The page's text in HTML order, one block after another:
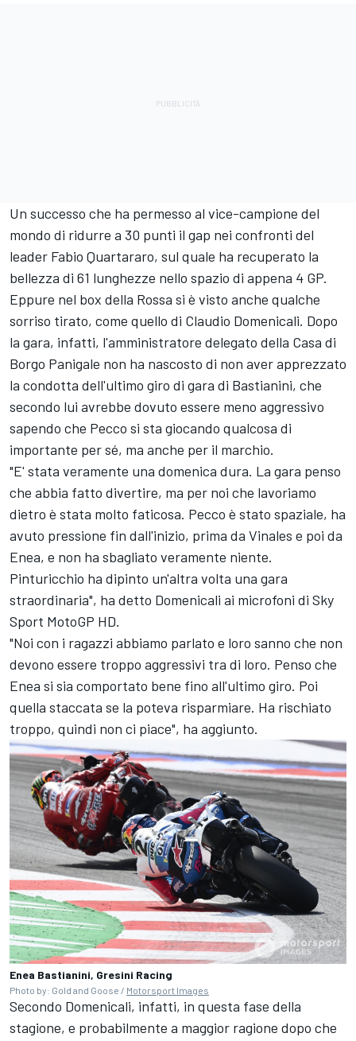
Un successo che ha permesso al vice-campione del
mondo di ridurre a 30 punti il gap nei confronti del
leader Fabio Quartararo, sul quale ha recuperato la
bellezza di 61 lunghezze nello spazio di appena 4 GP.
Eppure nel box della Rossa si è visto anche qualche
sorriso tirato, come quello di Claudio Domenicali. Dopo
la gara, infatti, l'amministratore delegato della Casa di
Borgo Panigale non ha nascosto di non aver apprezzato
la condotta dell'ultimo giro di gara di Bastianini, che
secondo lui avrebbe dovuto essere meno aggressivo
sapendo che Pecco si sta giocando qualcosa di
importante per sé, ma anche per il marchio.
"E' stata veramente una domenica dura. La gara penso
che abbia fatto divertire, ma per noi che lavoriamo
dietro è stata molto faticosa. Pecco è stato spaziale, ha
avuto pressione fin dall'inizio, prima da Vinales e poi da
Enea, e non ha sbagliato veramente niente.
Pinturicchio ha dipinto un'altra volta una gara
straordinaria", ha detto Domenicali ai microfoni di Sky
Sport MotoGP HD.
"Noi con i ragazzi abbiamo parlato e loro sanno che non
devono essere troppo aggressivi tra di loro. Penso che
Enea si sia comportato bene fino all'ultimo giro. Poi
quella staccata se la poteva risparmiare. Ha rischiato
troppo, quindi non ci piace", ha aggiunto.
Enea Bastianini, Gresini Racing
Photo by: Gold and Goose / Motorsport Images
Secondo Domenicali, infatti, in questa fase della
stagione, e probabilmente a maggior ragione dopo che